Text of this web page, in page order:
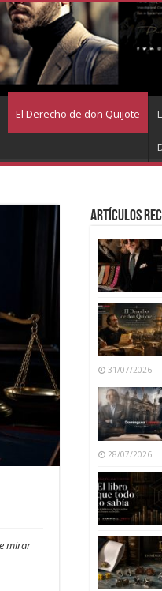
El Derecho de don Quijote
mirar
Artículos
31/07/2026
28/07/2026